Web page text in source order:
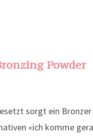
Powder
sorgt ein
«ich komme